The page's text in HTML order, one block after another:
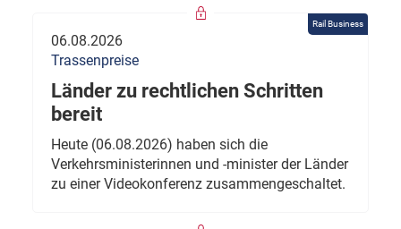
Rail Business
06.08.2026
Trassenpreise
Länder zu rechtlichen Schritten
bereit
Heute (06.08.2026) haben sich die
Verkehrsministerinnen und -minister der Länder
zu einer Videokonferenz zusammengeschaltet.